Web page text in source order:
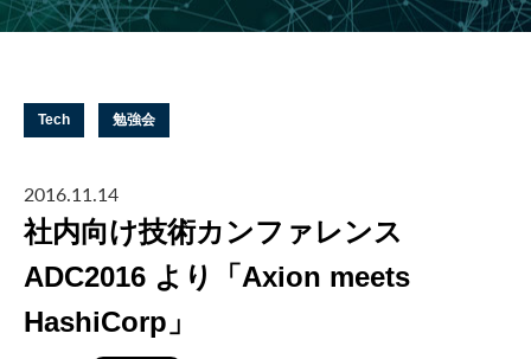
Tech 勉強会
2016.11.14
社内向け技術カンファレンス
ADC2016 より「Axion meets
HashiCorp」